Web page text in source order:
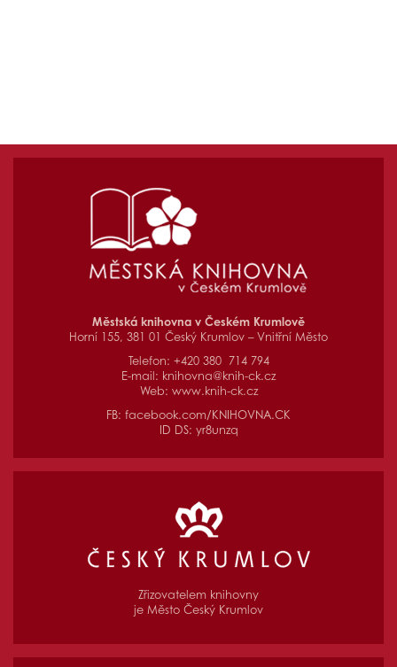
Městská knihovna v Českém Krumlově
Horní 155, 381 01 Český Krumlov – Vnitřní Město
Telefon: +420 380 714 794
E-mail: knihovna@knih-ck.cz
Web: www.knih-ck.cz
FB: facebook.com/KNIHOVNA.CK
ID DS: yr8unzq
Zřizovatelem knihovny
je Město Český Krumlov